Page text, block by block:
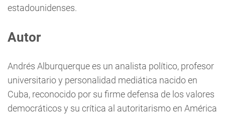
estadounidenses.
Autor
Andrés Alburquerque es un analista político, profesor
universitario y personalidad mediática nacido en
Cuba, reconocido por su firme defensa de los valores
democráticos y su crítica al autoritarismo en América